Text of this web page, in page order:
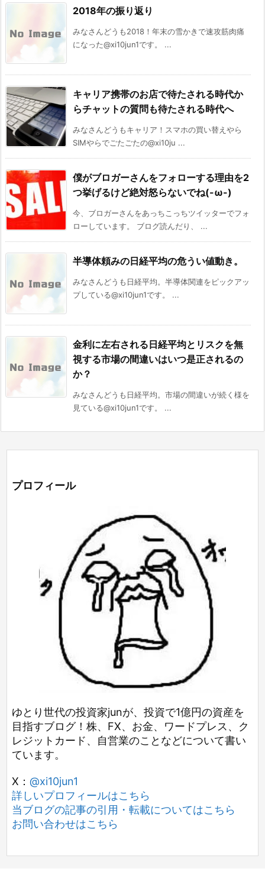
2018年の振り返り
みなさんどうも2018！年末の雪かきで速攻筋肉痛
になった@xi10jun1です。 ...
キャリア携帯のお店で待たされる時代か
らチャットの質問も待たされる時代へ
みなさんどうもキャリア！スマホの買い替えやら
SIMやらでごたごたの@xi10ju ...
僕がブロガーさんをフォローする理由を2
つ挙げるけど絶対怒らないでね(-ω-)
今、ブロガーさんをあっちこっちツイッターでフォ
ローしています。 ブログ読んだり、 ...
半導体頼みの日経平均の危うい値動き。
みなさんどうも日経平均。半導体関連をピックアッ
プしている@xi10jun1です。 ...
金利に左右される日経平均とリスクを無
視する市場の間違いはいつ是正されるの
か？
みなさんどうも日経平均。市場の間違いが続く様を
見ている@xi10jun1です。 ...
プロフィール
ゆとり世代の投資家junが、投資で1億円の資産を
目指すブログ！株、FX、お金、ワードプレス、ク
レジットカード、自営業のことなどについて書い
ています。
X： @xi10jun1
詳しいプロフィールはこちら
当ブログの記事の引用・転載についてはこちら
お問い合わせはこちら